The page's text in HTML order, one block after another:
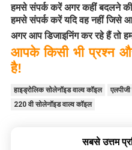
हमसे संपर्क करें अगर कहीं बदलने
हमसे संपर्क करें यदि वह नहीं जिसे
अगर आप डिजाइनिंग कर रहे हैं तो
आपके किसी भी प्रश्न
है!
हाइड्रोलिक सोलेनॉइड वाल्व कॉइल
220 वी सोलेनॉइड वाल्व कॉइल
सबसे उत्तम